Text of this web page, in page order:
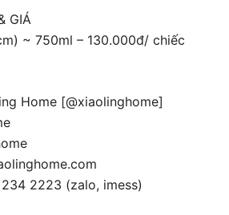
GIÁ
~ 750ml – 130.000đ/ chiếc
Home [@xiaolinghome]
2223 (zalo, imess)